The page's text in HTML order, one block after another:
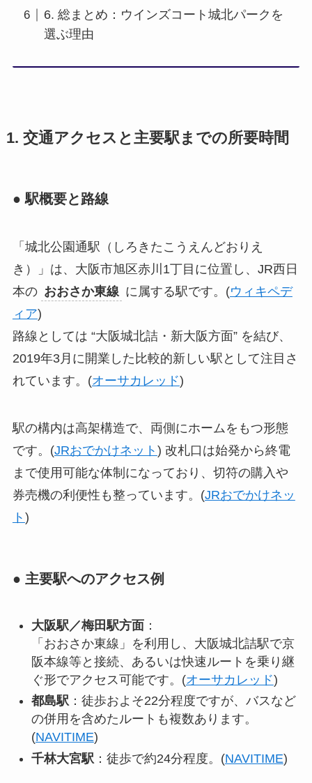
6. 総まとめ：ウインズコート城北パークを
選ぶ理由
1. 交通アクセスと主要駅までの所要時間
● 駅概要と路線
「城北公園通駅（しろきたこうえんどおりえ
き）」は、大阪市旭区赤川1丁目に位置し、JR西日
本の おおさか東線 に属する駅です。(ウィキペデ
ィア)
路線としては “大阪城北詰・新大阪方面” を結び、
2019年3月に開業した比較的新しい駅として注目さ
れています。(オーサカレッド)
駅の構内は高架構造で、両側にホームをもつ形態
です。(JRおでかけネット ) 改札口は始発から終電
まで使用可能な体制になっており、切符の購入や
券売機の利便性も整っています。(JRおでかけネッ
ト )
● 主要駅へのアクセス例
大阪駅／梅田駅方面：
「おおさか東線」を利用し、大阪城北詰駅で京
阪本線等と接続、あるいは快速ルートを乗り継
ぐ形でアクセス可能です。(オーサカレッド)
都島駅：徒歩およそ22分程度ですが、バスなど
の併用を含めたルートも複数あります。
(NAVITIME)
千林大宮駅 ：徒歩で約24分程度。(NAVITIME)